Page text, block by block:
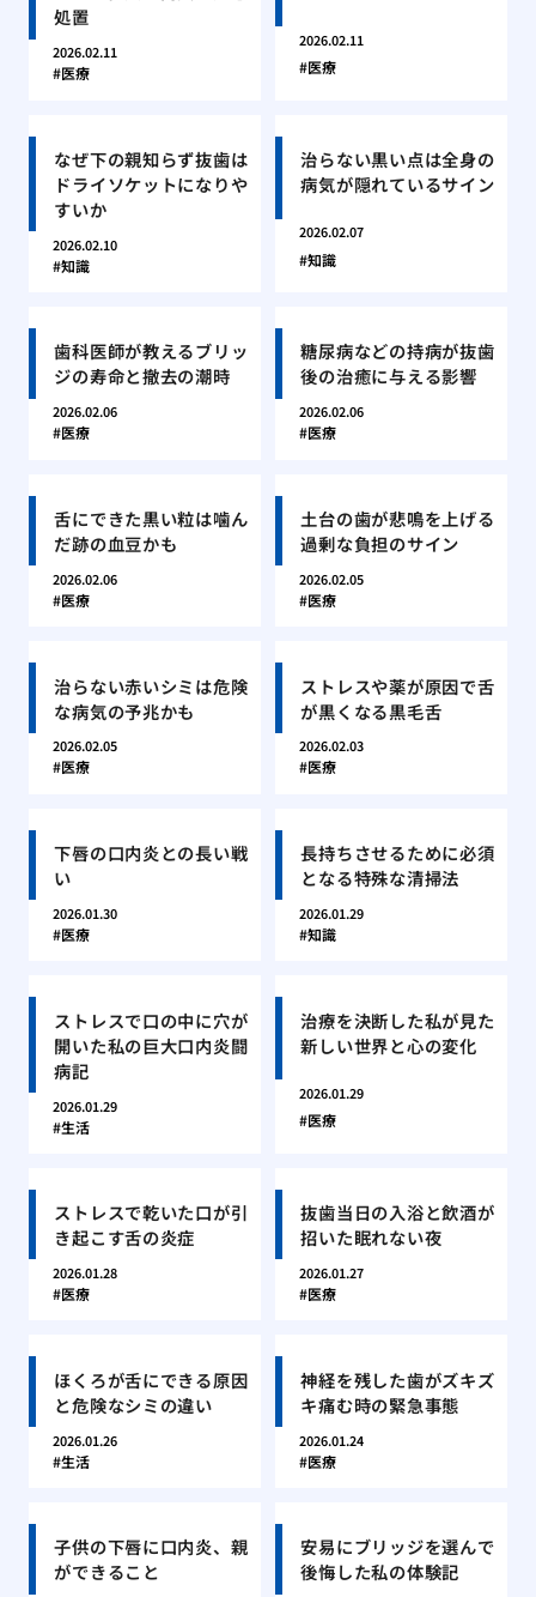
処置
2026.02.11
医療
2026.02.11
医療
なぜ下の親知らず抜歯は
ドライソケットになりや
すいか
2026.02.10
知識
治らない黒い点は全身の
病気が隠れているサイン
2026.02.07
知識
歯科医師が教えるブリッ
ジの寿命と撤去の潮時
2026.02.06
医療
糖尿病などの持病が抜歯
後の治癒に与える影響
2026.02.06
医療
舌にできた黒い粒は噛ん
だ跡の血豆かも
2026.02.06
医療
土台の歯が悲鳴を上げる
過剰な負担のサイン
2026.02.05
医療
治らない赤いシミは危険
な病気の予兆かも
2026.02.05
医療
ストレスや薬が原因で舌
が黒くなる黒毛舌
2026.02.03
医療
下唇の口内炎との長い戦
い
2026.01.30
医療
長持ちさせるために必須
となる特殊な清掃法
2026.01.29
知識
ストレスで口の中に穴が
開いた私の巨大口内炎闘
病記
2026.01.29
生活
治療を決断した私が見た
新しい世界と心の変化
2026.01.29
医療
ストレスで乾いた口が引
き起こす舌の炎症
2026.01.28
医療
抜歯当日の入浴と飲酒が
招いた眠れない夜
2026.01.27
医療
ほくろが舌にできる原因
と危険なシミの違い
2026.01.26
生活
神経を残した歯がズキズ
キ痛む時の緊急事態
2026.01.24
医療
子供の下唇に口内炎、親
ができること
安易にブリッジを選んで
後悔した私の体験記